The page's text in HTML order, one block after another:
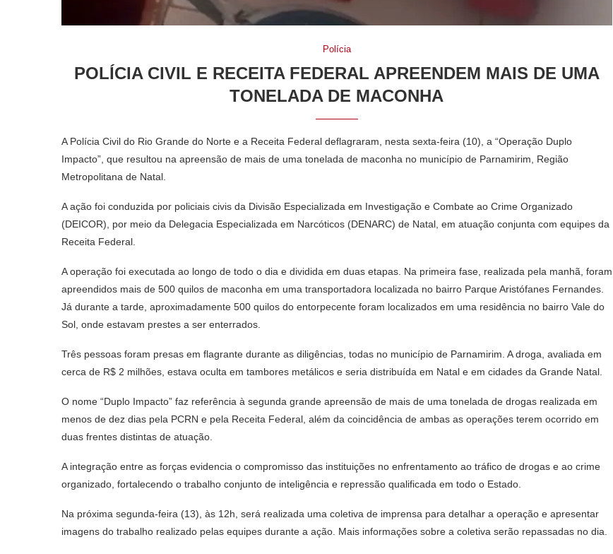
Polícia
POLÍCIA CIVIL E RECEITA FEDERAL APREENDEM MAIS DE UMA
TONELADA DE MACONHA
A Polícia Civil do Rio Grande do Norte e a Receita Federal deflagraram, nesta sexta-feira (10), a “Operação Duplo
Impacto”, que resultou na apreensão de mais de uma tonelada de maconha no município de Parnamirim, Região
Metropolitana de Natal.
A ação foi conduzida por policiais civis da Divisão Especializada em Investigação e Combate ao Crime Organizado
(DEICOR), por meio da Delegacia Especializada em Narcóticos (DENARC) de Natal, em atuação conjunta com equipes da
Receita Federal.
A operação foi executada ao longo de todo o dia e dividida em duas etapas. Na primeira fase, realizada pela manhã, foram
apreendidos mais de 500 quilos de maconha em uma transportadora localizada no bairro Parque Aristófanes Fernandes.
Já durante a tarde, aproximadamente 500 quilos do entorpecente foram localizados em uma residência no bairro Vale do
Sol, onde estavam prestes a ser enterrados.
Três pessoas foram presas em flagrante durante as diligências, todas no município de Parnamirim. A droga, avaliada em
cerca de R$ 2 milhões, estava oculta em tambores metálicos e seria distribuída em Natal e em cidades da Grande Natal.
O nome “Duplo Impacto” faz referência à segunda grande apreensão de mais de uma tonelada de drogas realizada em
menos de dez dias pela PCRN e pela Receita Federal, além da coincidência de ambas as operações terem ocorrido em
duas frentes distintas de atuação.
A integração entre as forças evidencia o compromisso das instituições no enfrentamento ao tráfico de drogas e ao crime
organizado, fortalecendo o trabalho conjunto de inteligência e repressão qualificada em todo o Estado.
Na próxima segunda-feira (13), às 12h, será realizada uma coletiva de imprensa para detalhar a operação e apresentar
imagens do trabalho realizado pelas equipes durante a ação. Mais informações sobre a coletiva serão repassadas no dia.